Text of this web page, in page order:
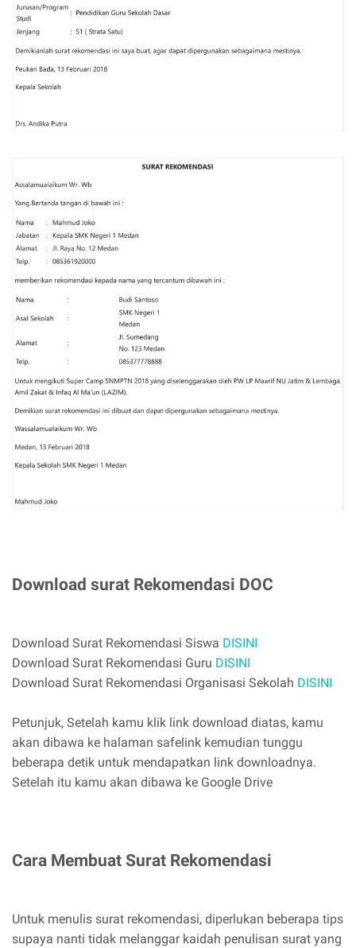
Download surat Rekomendasi DOC
Download Surat Rekomendasi Siswa DISINI
Download Surat Rekomendasi Guru DISINI
Download Surat Rekomendasi Organisasi Sekolah DISINI
Petunjuk, Setelah kamu klik link download diatas, kamu
akan dibawa ke halaman safelink kemudian tunggu
beberapa detik untuk mendapatkan link downloadnya.
Setelah itu kamu akan dibawa ke Google Drive
Cara Membuat Surat Rekomendasi
Untuk menulis surat rekomendasi, diperlukan beberapa tips
supaya nanti tidak melanggar kaidah penulisan surat yang